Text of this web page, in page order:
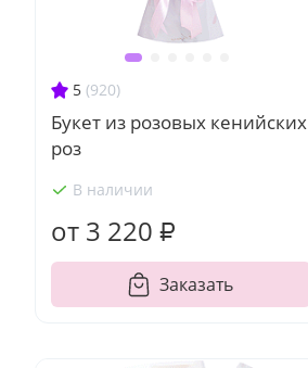
5 (920)
Букет из розовых кенийских
роз
В наличии
от 3 220 ₽
Заказать